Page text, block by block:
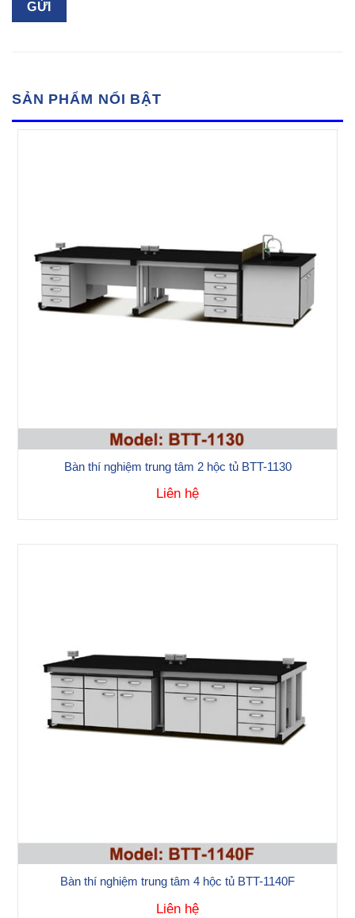
SẢN PHẨM NỔI BẬT
Bàn thí nghiệm trung tâm 2 hộc tủ BTT-1130
Liên hệ
Bàn thí nghiệm trung tâm 4 hộc tủ BTT-1140F
Liên hệ